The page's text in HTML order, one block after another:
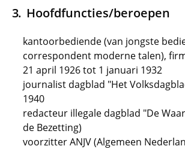
Hoofdfuncties/beroepen
kantoorbediende (van jongste
correspondent moderne talen),
21 april 1926 tot 1 januari 1932
journalist dagblad "Het
1940
redacteur illegale dagblad "De
de Bezetting)
voorzitter ANJV (Algemeen